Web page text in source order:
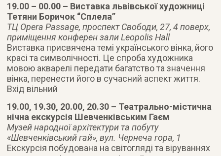
19.00 – 00.00 – Виставка львівської художниці
Тетяни Боричок “Сплела”
ТЦ Opera Passage, проспект Свободи, 27, 4 поверх,
приміщення конферен зали Leopolis Hall
Виставка присвячена темі українського вінка, його
красі та символічності. Це спроба художника
мовою акварелі передати багатство та значення
вінка, перенести його в сучасний аспект життя.
Вхід вільний
19.00, 19.30, 20.00, 20.30 – Театрально-містична
нічна екскурсія Шевченківським Гаєм
Музей народної архітектури та побуту
«Шевченківський гай», вул. Чернеча гора, 1
Екскурсія побудована на світогляді та віруваннях